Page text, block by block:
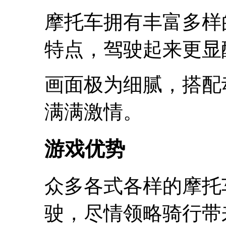
摩托车拥有丰富多
特点，驾驶起来更
画面极为细腻，搭
满满激情。
游戏优势
众多各式各样的摩
驶，尽情领略骑行